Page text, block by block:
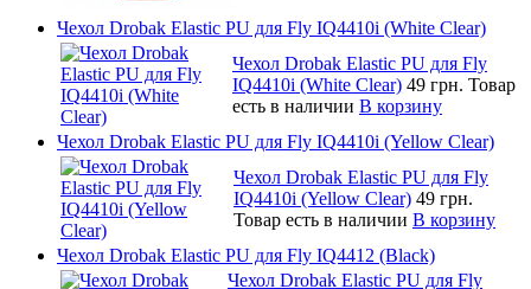
Чехол Drobak Elastic PU для Fly IQ4410i (White Clear)
Чехол Drobak Elastic PU для Fly
IQ4410i (White Clear) 49 грн. Товар
есть в наличии В корзину
Чехол Drobak Elastic PU для Fly IQ4410i (Yellow Clear)
Чехол Drobak Elastic PU для Fly
IQ4410i (Yellow Clear) 49 грн.
Товар есть в наличии В корзину
Чехол Drobak Elastic PU для Fly IQ4412 (Black)
Чехол Drobak Elastic PU для Fly